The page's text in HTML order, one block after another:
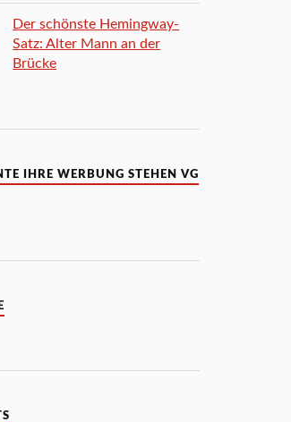
Der schönste Hemingway-
Satz: Alter Mann an der
Brücke
IHRE WERBUNG STEHEN VG